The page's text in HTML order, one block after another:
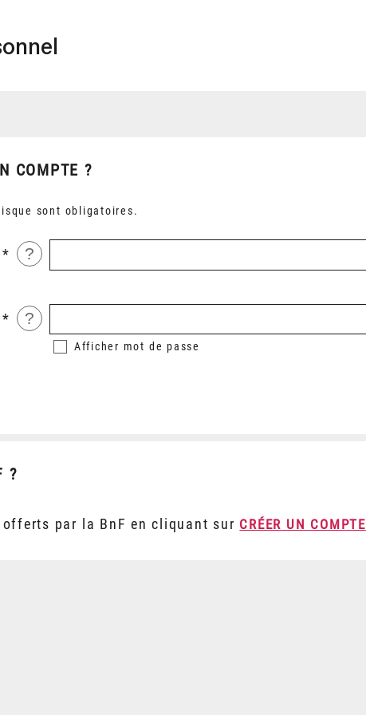
COMPTE ?
sont obligatoires.
?
?
Afficher mot de passe
?
par la BnF en cliquant sur CRÉER UN COMPTE